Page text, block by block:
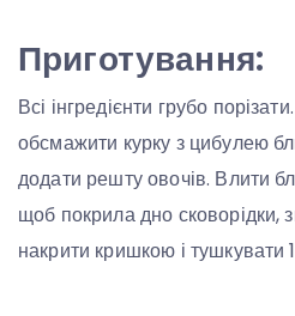
Приготування:
Всі інгредієнти грубо
обсмажити курку з цибулею
додати решту овочів. Влити
щоб покрила дно сковорідки,
накрити кришкою і тушкувати